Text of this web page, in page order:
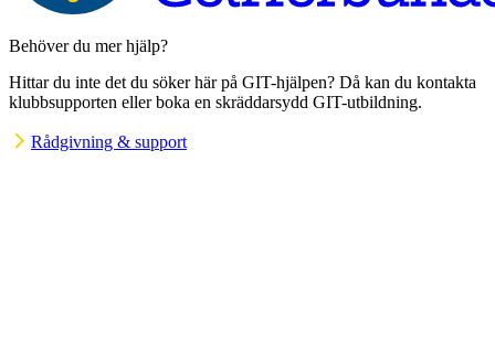
Behöver du mer hjälp?
Hittar du inte det du söker här på GIT-hjälpen? Då kan du kontakta
klubbsupporten eller boka en skräddarsydd GIT-utbildning.
Rådgivning & support